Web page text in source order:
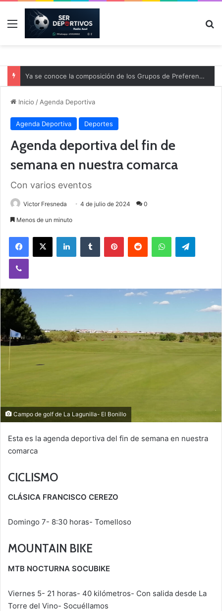
Menú
Ya se conoce la composición de los Grupos de Preferente y el calendario
Inicio / Agenda Deportiva
Agenda Deportiva Deportes
Agenda deportiva del fin de
semana en nuestra comarca
Con varios eventos
Victor Fresneda 4 de julio de 2024 0
Menos de un minuto
Campo de golf de La Lagunilla- El Bonillo
Esta es la agenda deportiva del fin de semana en nuestra
comarca
CICLISMO
CLÁSICA FRANCISCO CEREZO
Domingo 7- 8:30 horas- Tomelloso
MOUNTAIN BIKE
MTB NOCTURNA SOCUBIKE
Viernes 5- 21 horas- 40 kilómetros- Con salida desde La
Torre del Vino- Socuéllamos